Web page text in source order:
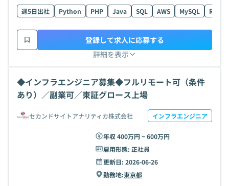
週5日出社 Python PHP Java SQL AWS MySQL R
詳細を表示
登録して求人に応募する
◆インフラエンジニア募集◆フルリモート可（条件
あり）／副業可／東証グロース上場
セカンドサイトアナリティカ株式会社 インフラエンジニア
年収 400万円 ~ 600万円
雇用形態: 正社員
更新日: 2026-06-26
勤務地:東京都